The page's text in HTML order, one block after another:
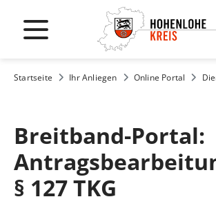
Startseite Ihr Anliegen Online Portal
Breitband-Portal:
§ 127 TKG